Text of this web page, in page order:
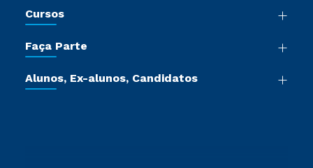
Sala de Imprensa
Certificadoras
Jornada do Aluno
Cursos
Pós-graduação
Cursos Livres
Faça Parte
Vestibular Redação
Alunos, Ex-alunos, Candidatos